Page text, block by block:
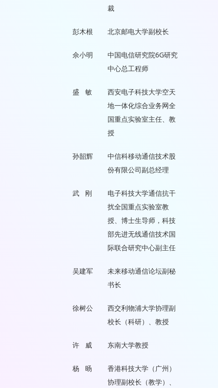
裁
彭木根 北京邮电大学副校长
佘小明
中国电信研究院6G研究
中心总工程师
盛 敏
西安电子科技大学空天
地一体化综合业务网全
国重点实验室主任、教
授
孙韶辉
中信科移动通信技术股
份有限公司副总经理
武 刚
电子科技大学通信抗干
扰全国重点实验室教
授、博士生导师，科技
部先进无线通信技术国
际联合研究中心副主任
吴建军
未来移动通信论坛副秘
书长
徐树公
西交利物浦大学协理副
校长（科研）、教授
许 威 东南大学教授
杨 旸
香港科技大学（广州）
协理副校长（教学）、